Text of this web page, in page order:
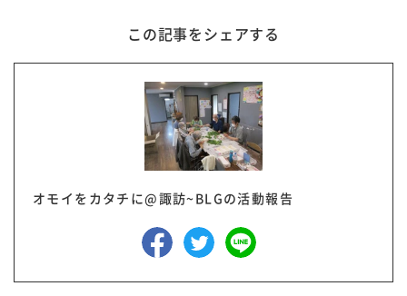
この記事をシェアする
オモイをカタチに@諏訪~BLGの活動報告